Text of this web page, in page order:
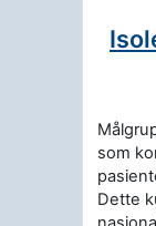
som
Dette